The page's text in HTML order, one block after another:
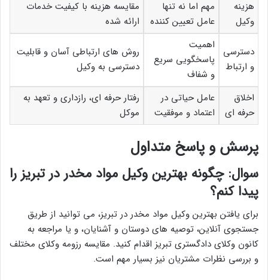
هزینه
وکیل
مهم اما نه تنها
عامل تعیین کننده
مقایسه هزینه با کیفیت خدمات
ارائه شده
دسترسی
و ارتباط
اهمیت
پاسخگویی سریع
و شفاف
روش های ارتباطی آسان و قابلیت
دسترسی به وکیل
اخلاق
حرفه ای
عامل حیاتی در
اعتماد و موفقیت
رفتار حرفه ای، رازداری و تعهد به
موکل
پرسش و پاسخ متداول
سوال: چگونه بهترین وکیل مواد مخدر در تبریز را
پیدا کنم؟
برای یافتن بهترین وکیل مواد مخدر در تبریز، می توانید از طریق
جستجوی آنلاین، توصیه های دوستان و آشنایان، و یا مراجعه به
کانون وکلای دادگستری تبریز اقدام کنید. مقایسه رزومه وکلای مختلف
و بررسی نظرات مشتریان نیز بسیار مهم است.